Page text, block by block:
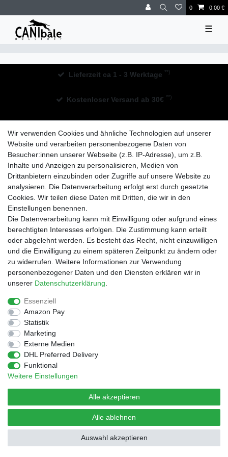
0 0,00 €
☰
Lieferzeit ca 1 - 3 Werktage **)
Kostenloser Versand ab 30€ **)
Widerrufs­recht Impressum Daten­schutz­erklärung
AGB Kontakt
© Copyright 2026 | Alle Rechte vorbehalten.
Design by D.Behrendt
Wir verwenden Cookies und ähnliche Technologien auf unserer
Website und verarbeiten personenbezogene Daten von
Besucher:innen unserer Webseite (z.B. IP-Adresse), um z.B.
Inhalte und Anzeigen zu personalisieren, Medien von
Drittanbietern einzubinden oder Zugriffe auf unsere Website zu
analysieren. Die Datenverarbeitung erfolgt erst durch gesetzte
Cookies. Wir teilen diese Daten mit Dritten, die wir in den
Einstellungen benennen.
Die Datenverarbeitung kann mit Einwilligung oder aufgrund eines
berechtigten Interesses erfolgen. Die Zustimmung kann erteilt
oder abgelehnt werden. Es besteht das Recht, nicht einzuwilligen
und die Einwilligung zu einem späteren Zeitpunkt zu ändern oder
zu widerrufen. Weitere Informationen zur Verwendung
personenbezogener Daten und den Diensten erklären wir in
unserer Daten­schutz­erklärung
Essenziell
Amazon Pay
Statistik
Marketing
Externe Medien
DHL Preferred Delivery
Funktional
Weitere Einstellungen
Alle akzeptieren
Alle ablehnen
Auswahl akzeptieren